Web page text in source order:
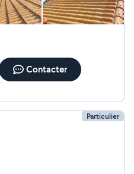
Contacter
Particulier